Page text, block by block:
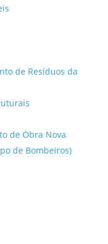
de Resíduos da
de Obra Nova
de Bombeiros)